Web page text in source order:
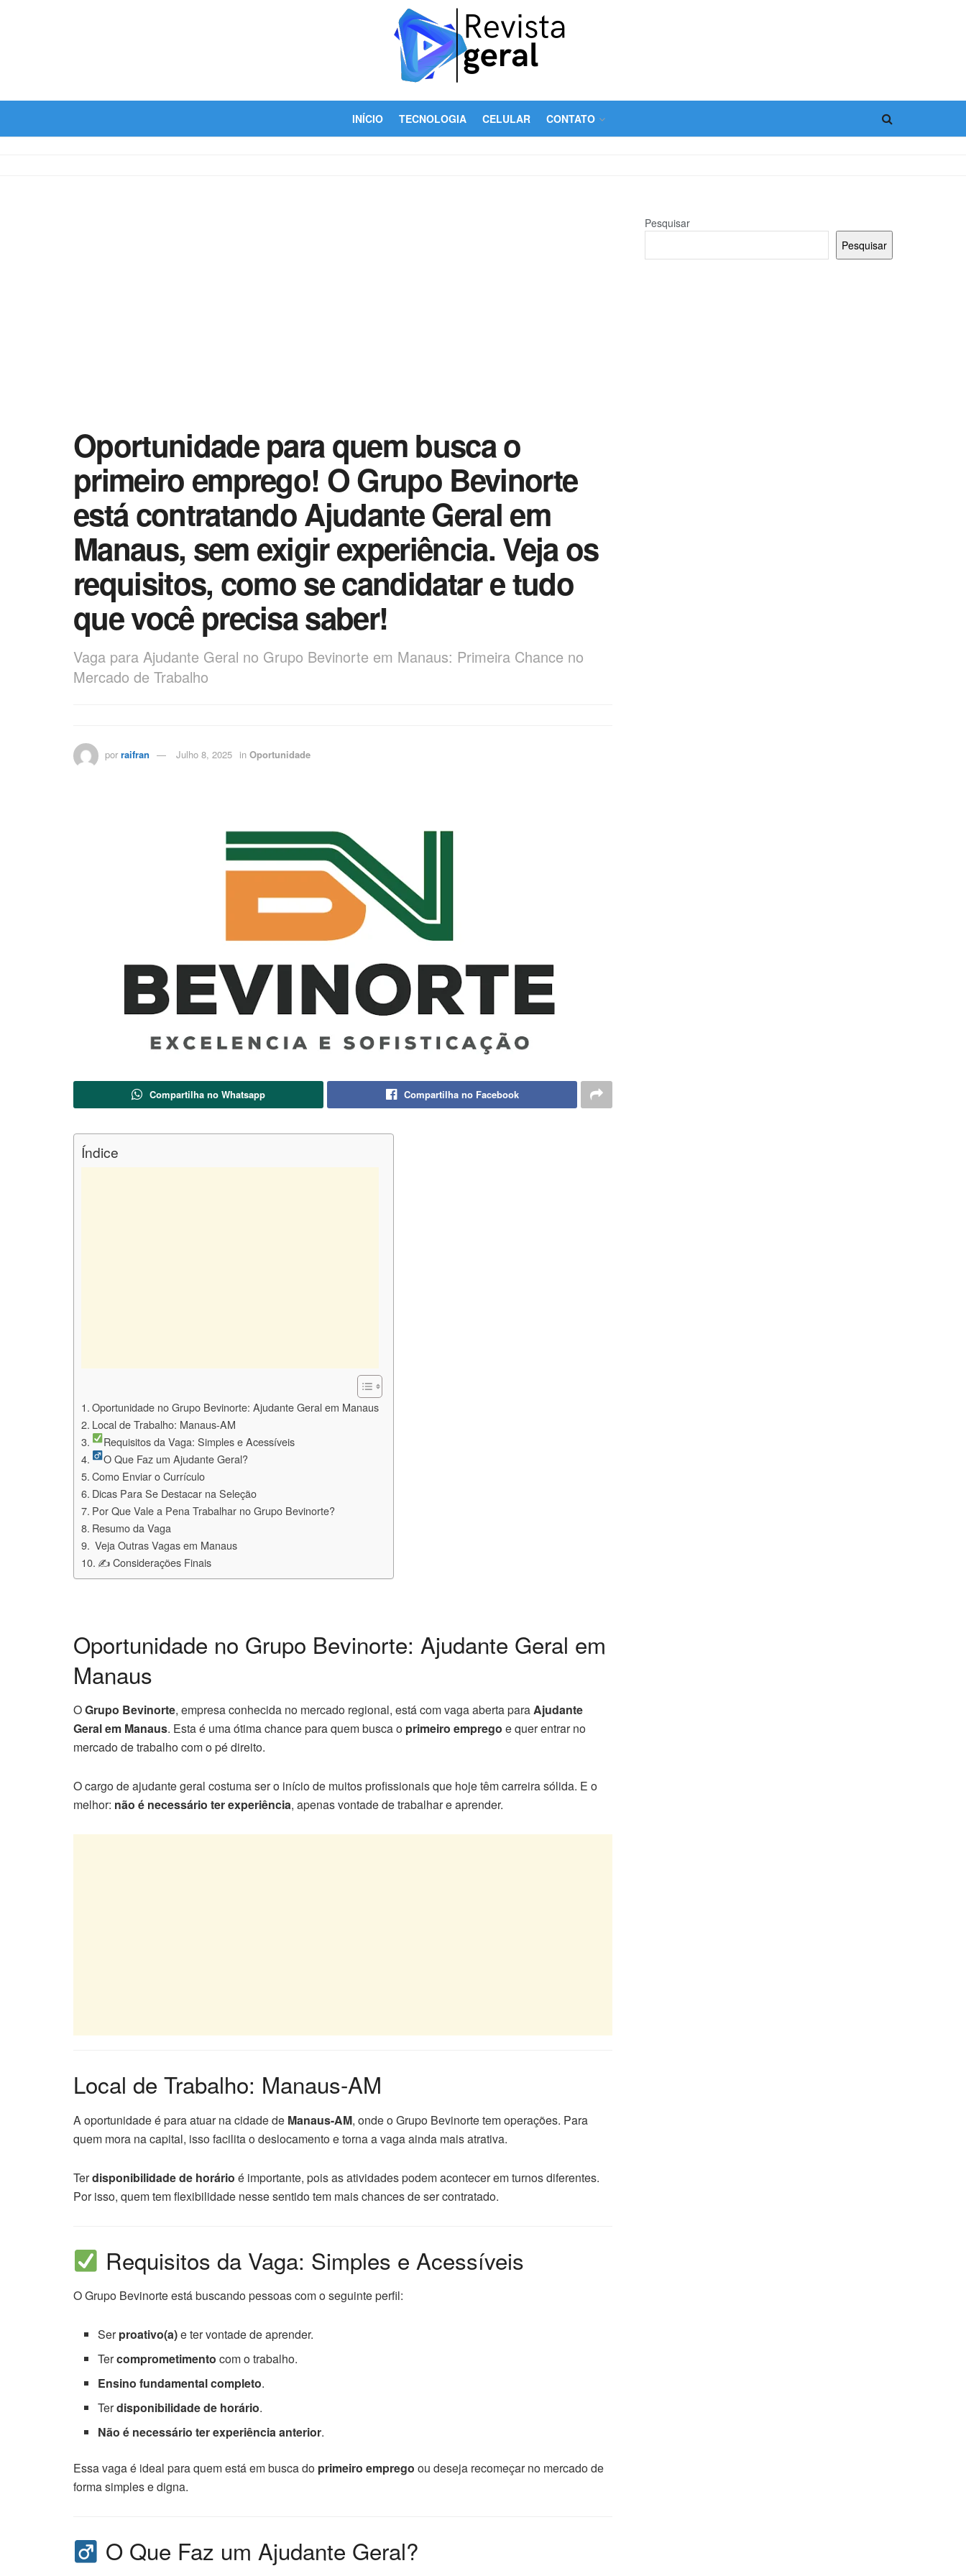
INÍCIO TECNOLOGIA CELULAR CONTATO
Oportunidade para quem busca o
primeiro emprego! O Grupo Bevinorte
está contratando Ajudante Geral em
Manaus, sem exigir experiência. Veja os
requisitos, como se candidatar e tudo
que você precisa saber!
Vaga para Ajudante Geral no Grupo Bevinorte em Manaus: Primeira Chance no
Mercado de Trabalho
por raifran Julho 8, 2025 in Oportunidade
Compartilha no Whatsapp Compartilha no Facebook
Índice
Oportunidade no Grupo Bevinorte: Ajudante Geral em Manaus
Local de Trabalho: Manaus-AM
Requisitos da Vaga: Simples e Acessíveis
O Que Faz um Ajudante Geral?
Como Enviar o Currículo
Dicas Para Se Destacar na Seleção
Por Que Vale a Pena Trabalhar no Grupo Bevinorte?
Resumo da Vaga
️ Veja Outras Vagas em Manaus
✍️ Considerações Finais
Oportunidade no Grupo Bevinorte: Ajudante Geral em
Manaus
OGrupo Bevinorte, empresa conhecida no mercado regional, está com vaga aberta paraAjudante
Geral em Manaus. Esta é uma ótima chance para quem busca o primeiro emprego e quer entrar no
mercado de trabalho com o pé direito.
O cargo de ajudante geral costuma ser o início de muitos profissionais que hoje têm carreira sólida. E o
melhor: não é necessário ter experiência, apenas vontade de trabalhar e aprender.
Local de Trabalho: Manaus-AM
A oportunidade é para atuar na cidade de Manaus-AM, onde o Grupo Bevinorte tem operações. Para
quem mora na capital, isso facilita o deslocamento e torna a vaga ainda mais atrativa.
Terdisponibilidade de horário é importante, pois as atividades podem acontecer em turnos diferentes.
Por isso, quem tem flexibilidade nesse sentido tem mais chances de ser contratado.
Requisitos da Vaga: Simples e Acessíveis
O Grupo Bevinorte está buscando pessoas com o seguinte perfil:
Serproativo(a)e ter vontade de aprender.
Tercomprometimento com o trabalho.
Ensino fundamental completo.
Terdisponibilidade de horário.
Não é necessário ter experiência anterior.
Essa vaga é ideal para quem está em busca do primeiro emprego ou deseja recomeçar no mercado de
forma simples e digna.
O Que Faz um Ajudante Geral?
Pesquisar
Pesquisar